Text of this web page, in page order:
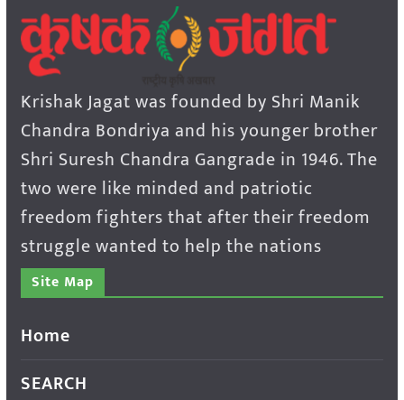
Krishak Jagat was founded by Shri Manik
Chandra Bondriya and his younger brother
Shri Suresh Chandra Gangrade in 1946. The
two were like minded and patriotic
freedom fighters that after their freedom
struggle wanted to help the nations
Site Map
Home
SEARCH